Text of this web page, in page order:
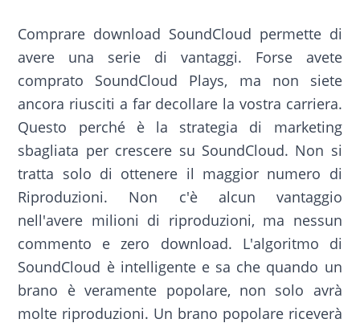
Comprare download SoundCloud permette di
avere una serie di vantaggi. Forse avete
comprato SoundCloud Plays, ma non siete
ancora riusciti a far decollare la vostra carriera.
Questo perché è la strategia di marketing
sbagliata per crescere su SoundCloud. Non si
tratta solo di ottenere il maggior numero di
Riproduzioni. Non c'è alcun vantaggio
nell'avere milioni di riproduzioni, ma nessun
commento e zero download. L'algoritmo di
SoundCloud è intelligente e sa che quando un
brano è veramente popolare, non solo avrà
molte riproduzioni. Un brano popolare riceverà